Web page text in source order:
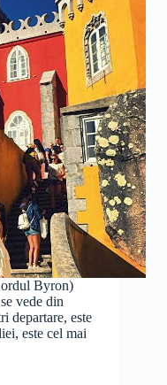
Byron)
vede din
departare, este
este cel mai